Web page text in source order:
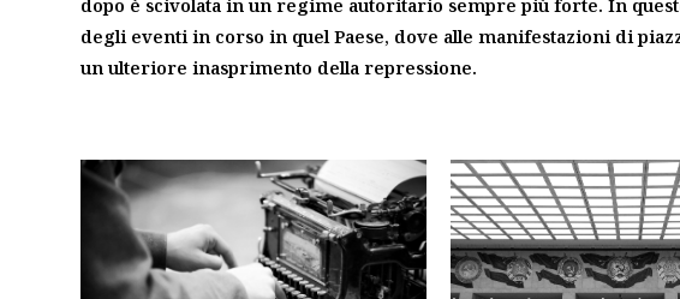
degli eventi in corso in quel Paese, dove alle manifestazioni di
un ulteriore inasprimento della repressione.